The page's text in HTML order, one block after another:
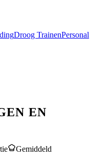
Droog TrainenPersonal
EN
Gemiddeld